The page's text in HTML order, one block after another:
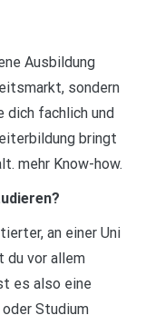
Ausbildung
sondern
dich fachlich und
bringt
mehr Know-how.
an einer Uni
du vor allem
es also eine
Studium